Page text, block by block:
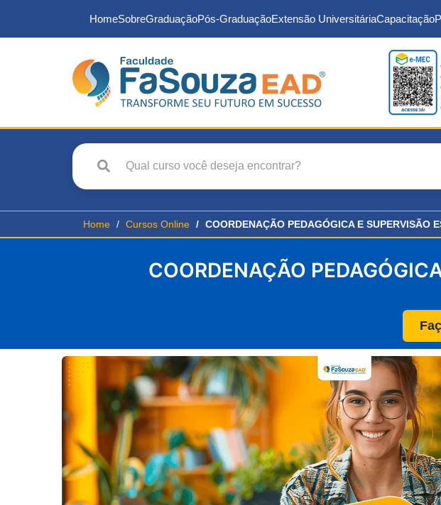
HomeSobreGraduaçãoPós-GraduaçãoExtensão UniversitáriaCapacitação
Home Cursos Online COORDENAÇÃO PEDAGÓGICA E SUPERVISÃO
COORDENAÇÃO